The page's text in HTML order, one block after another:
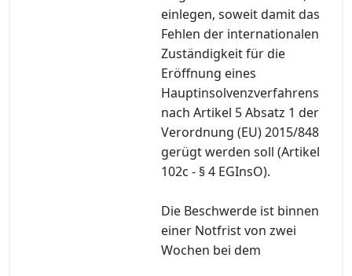
einlegen, soweit damit das
Fehlen der internationalen
Zuständigkeit für die
Eröffnung eines
Hauptinsolvenzverfahrens
nach Artikel 5 Absatz 1 der
Verordnung (EU) 2015/848
gerügt werden soll (Artikel
102c - § 4 EGInsO).
Die Beschwerde ist binnen
einer Notfrist von zwei
Wochen bei dem